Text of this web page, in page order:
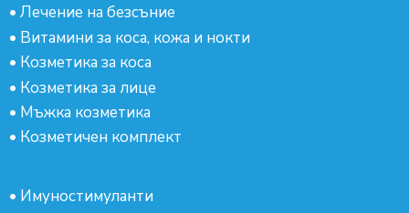
• Лечение на безсъние
• Витамини за коса, кожа и нокти
• Козметика за коса
• Козметика за лице
• Мъжка козметика
• Козметичен комплект
• Имуностимуланти